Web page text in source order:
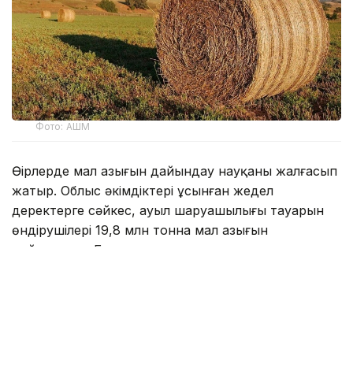
Фото: АШМ
Өңірлерде мал азығын дайындау науқаны жалғасып
жатыр. Облыс әкімдіктері ұсынған жедел
деректерге сәйкес, ауыл шаруашылығы тауарын
өндірушілері 19,8 млн тонна мал азығын
дайындады. Бұл алдағы қысқы малды қорада